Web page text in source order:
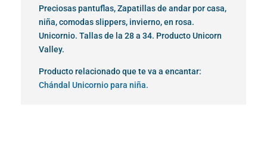
Preciosas pantuflas, Zapatillas de andar por casa,
niña, comodas slippers, invierno, en rosa.
Unicornio. Tallas de la 28 a 34. Producto Unicorn
Valley.
Producto relacionado que te va a encantar:
Chándal Unicornio para niña.